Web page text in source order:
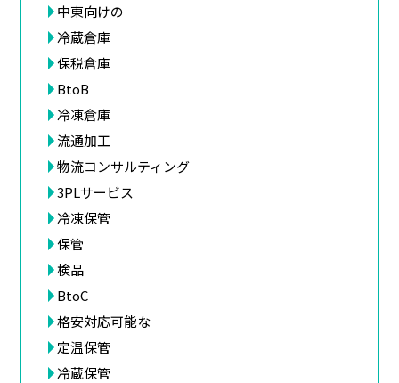
中東向けの
冷蔵倉庫
保税倉庫
BtoB
冷凍倉庫
流通加工
物流コンサルティング
3PLサービス
冷凍保管
保管
検品
BtoC
格安対応可能な
定温保管
冷蔵保管